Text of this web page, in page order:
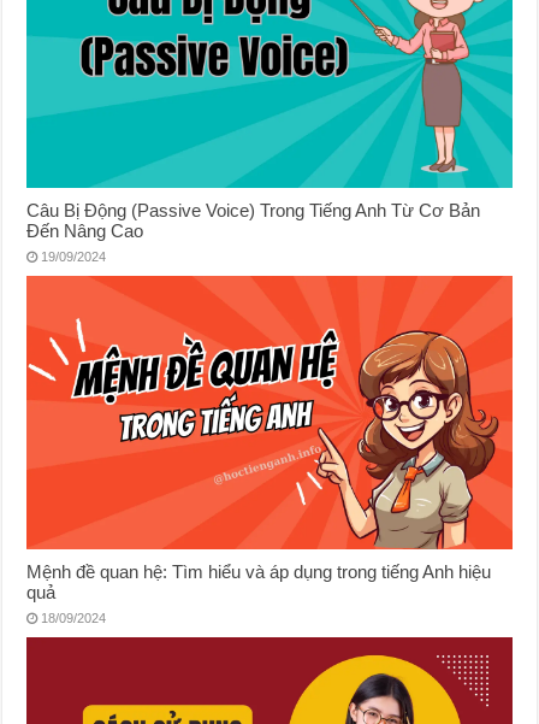
Câu Bị Động (Passive Voice) Trong Tiếng Anh Từ Cơ Bản
Đến Nâng Cao
19/09/2024
Mệnh đề quan hệ: Tìm hiểu và áp dụng trong tiếng Anh hiệu
quả
18/09/2024